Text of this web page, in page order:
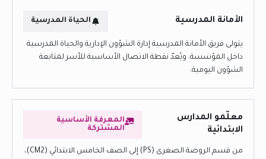
الأمانة المدرسية الحياة المدرسية
يتولى فريق الأمانة المدرسية إدارة الشؤون الإدارية والحياة المدرسية
داخل المؤسسة. ويُعدّ نقطة الاتصال الأساسية للأسر لمتابعة
الشؤون اليومية.
معلّمو المدارس
الابتدائية
المعرفة الأساسية
المشتركة
من قسم الروضة الصغرى (PS) إلى الصف الخامس الابتدائي (CM2)،